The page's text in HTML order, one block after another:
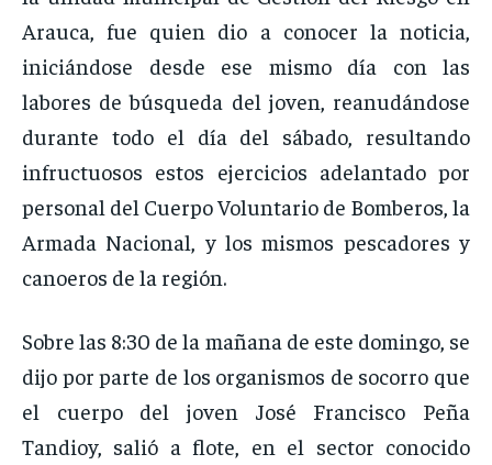
Arauca, fue quien dio a conocer la noticia,
iniciándose desde ese mismo día con las
labores de búsqueda del joven, reanudándose
durante todo el día del sábado, resultando
infructuosos estos ejercicios adelantado por
personal del Cuerpo Voluntario de Bomberos, la
Armada Nacional, y los mismos pescadores y
canoeros de la región.
Sobre las 8:30 de la mañana de este domingo, se
dijo por parte de los organismos de socorro que
el cuerpo del joven José Francisco Peña
Tandioy, salió a flote, en el sector conocido